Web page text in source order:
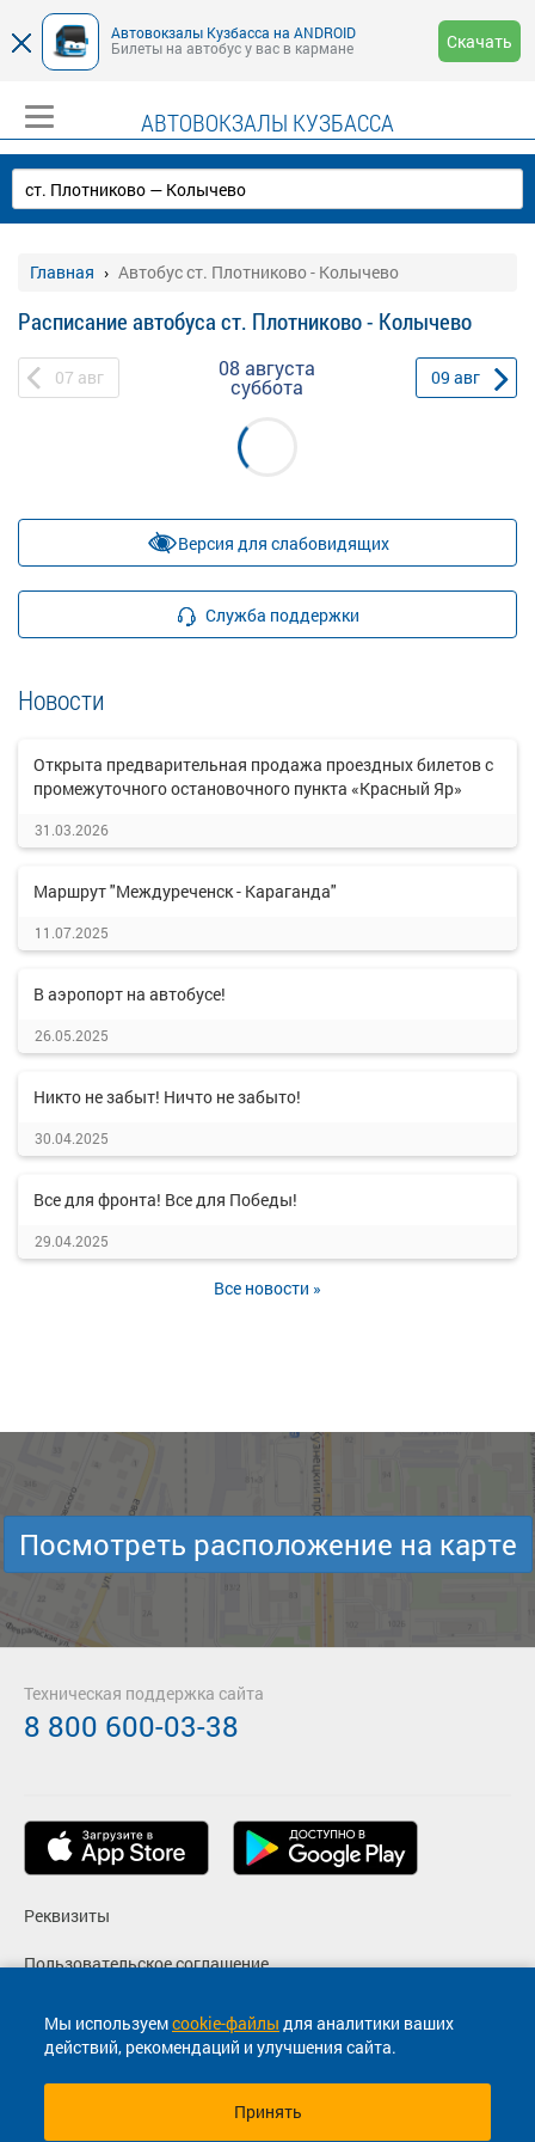
Автовокзалы Кузбасса на ANDROID
Билеты на автобус у вас в кармане
Скачать
АВТОВОКЗАЛЫ КУЗБАССА
Главная Автобус ст. Плотниково - Колычево
Расписание автобуса ст. Плотниково - Колычево
07 авг 08 августа
суббота 09 авг
Версия для слабовидящих
Служба поддержки
Новости
Открыта предварительная продажа проездных билетов с
промежуточного остановочного пункта «Красный Яр»
31.03.2026
Маршрут "Междуреченск - Караганда"
11.07.2025
В аэропорт на автобусе!
26.05.2025
Никто не забыт! Ничто не забыто!
30.04.2025
Все для фронта! Все для Победы!
29.04.2025
Все новости »
Мы используемcookie-файлы для аналитики ваших
действий, рекомендаций и улучшения сайта.
Принять
Посмотреть расположение на карте
Реквизиты
Пользовательское соглашение
Политика конфиденциальности
Согласие на маркетинговые сообщения
Техническая поддержка сайта
8 800 600-03-38
© 2013-2026, ООО "Капитал"- Онлайн сервис продажи